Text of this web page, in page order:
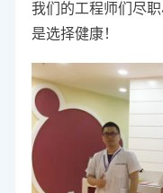
我们的工程师们尽
是选择健康！